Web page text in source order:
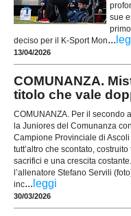
sue
deciso per il K-Sport Mon...
13/04/2026
COMUNANZA.
titolo che vale
COMUNANZA. Per il secondo
la Juniores del Comunanza
Campione Provinciale di
tutt’altro che scontato,
sacrifici e una crescita
l’allenatore Stefano Servili
inc... leggi
30/03/2026